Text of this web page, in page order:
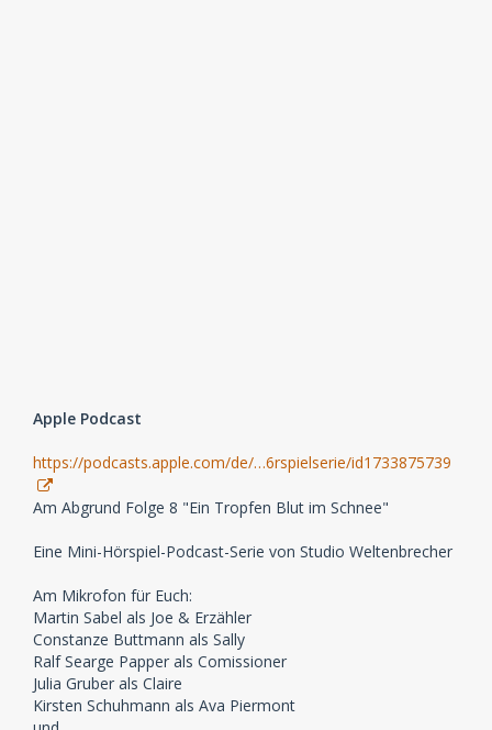
Apple Podcast
https://podcasts.apple.com/de/…6rspielserie/id1733875739
Am Abgrund Folge 8 "Ein Tropfen Blut im Schnee"
Eine Mini-Hörspiel-Podcast-Serie von Studio Weltenbrecher
Am Mikrofon für Euch:
Martin Sabel als Joe & Erzähler
Constanze Buttmann als Sally
Ralf Searge Papper als Comissioner
Julia Gruber als Claire
Kirsten Schuhmann als Ava Piermont